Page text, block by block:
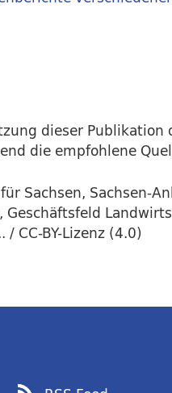
dieser Publikation
die empfohlene
Sachsen, Sachsen-
CC-BY-Lizenz (4.0)